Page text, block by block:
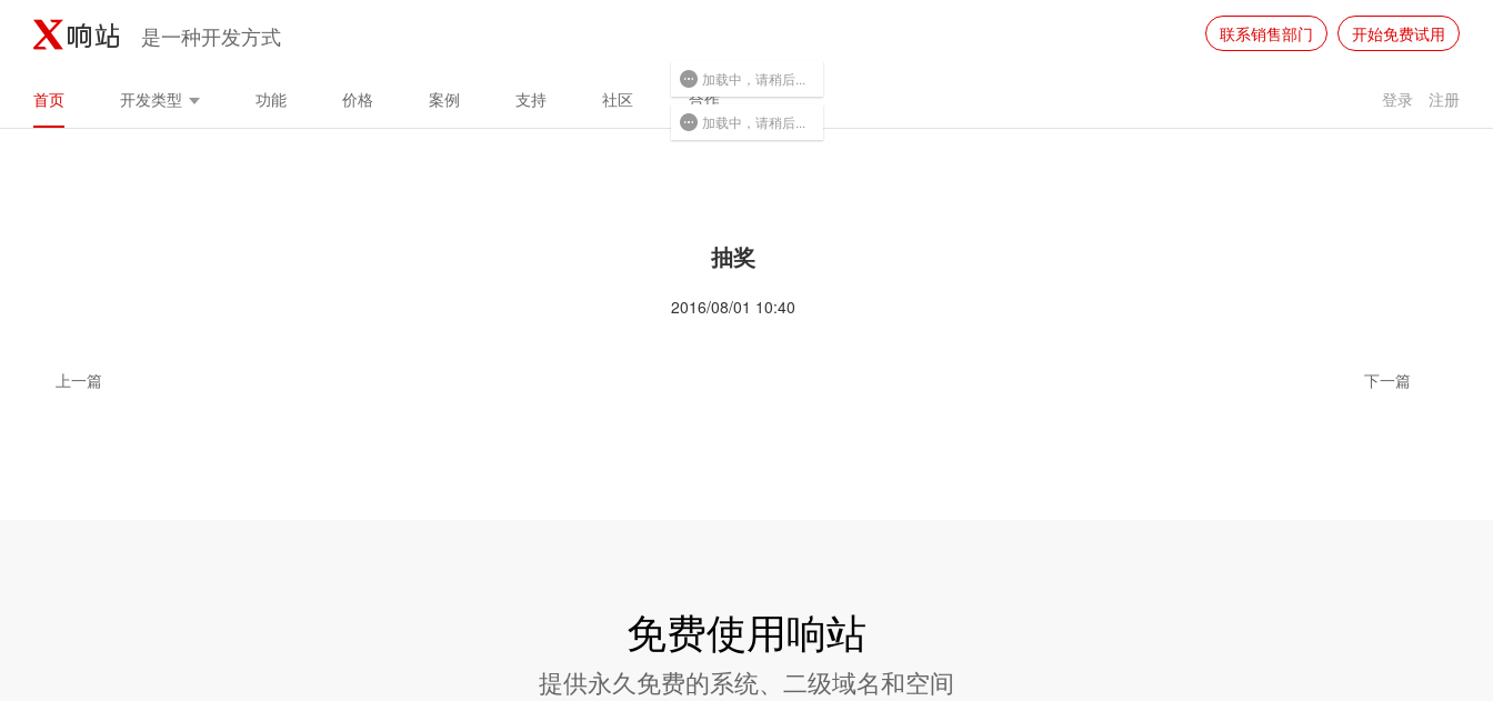
是一种开发方式 联系销售部门 开始免费试用
登录 注册
首页 开发类型 功能 价格 案例 支持 社区 合作
抽奖
2016/08/01 10:40
上一篇 下一篇
免费使用响站
提供永久免费的系统、二级域名和空间
加载中，请稍后...
加载中，请稍后...